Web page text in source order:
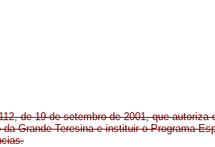
de 19 de setembro de 2001, que autoriza
Grande Teresina e instituir o Programa
.